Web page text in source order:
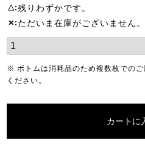
△ 残りわずかです。
✕ ただいま在庫がございません。
※ ボトムは消耗品のため複数枚での
ください。
カートに